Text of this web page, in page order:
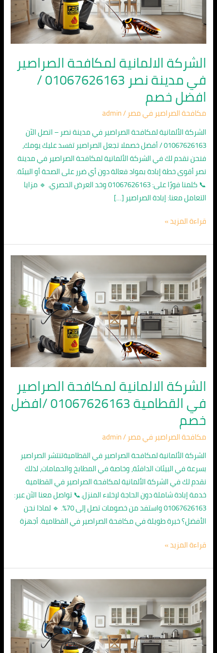
الشركة الالمانية لمكافحة الصراصير
في مدينة نصر 01067626163 /
افضل خصم
مكافحة الصراصير في مصر /
admin
الشركة الألمانية لمكافحة الصراصير في مدينة نصر – اتصل الآن
01067626163 / أفضل خصملا تجعل الصراصير تفسد عليك يومك،
فنحن نقدم لك في الشركة الألمانية لمكافحة الصراصير في مدينة
نصر أقوى خطة إبادة بمواد فعالة دون أي ضرر على الصحة أو البيئة.
📞 كلمنا فورًا على: 01067626163 وخد العرض الحصري. 🔹 مزايا
التعامل معنا: إبادة الصراصير […]
مدينة
نصر
01067626163
/
افضل
خصم
قراءة المزيد »
الشركة الالمانية لمكافحة الصراصير
في القطامية 01067626163 /افضل
خصم
مكافحة الصراصير في مصر /
admin
الشركة الألمانية لمكافحة الصراصير في القطاميةتنتشر الصراصير
بسرعة في البيئات الدافئة، وخاصة في المطابخ والحمامات، لذلك
نقدم لك في الشركة الألمانية لمكافحة الصراصير في القطامية
خدمة إبادة شاملة دون الحاجة لإخلاء المنزل.📞 تواصل معنا الآن عبر:
01067626163 واستفد من خصومات تصل إلى 70%. 🔹 لماذا نحن
الأفضل؟ خبرة طويلة في مكافحة الصراصير في القطامية. أجهزة
الشركة
الالمانية
لمكافحة
الصراصير
في
القطامية
01067626163
/
افضل
خصم
قراءة المزيد »
الشركة
الالمانية
لمكافحة
الصراصير
في